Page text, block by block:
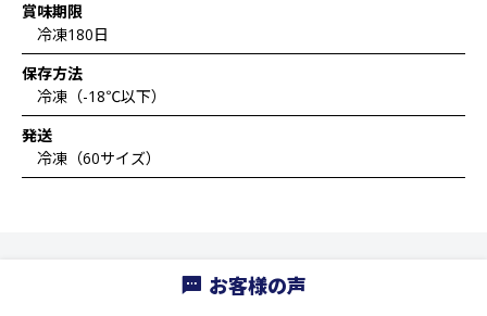
賞味期限
冷凍180日
保存方法
冷凍（-18℃以下）
発送
冷凍（60サイズ）
お客様の声